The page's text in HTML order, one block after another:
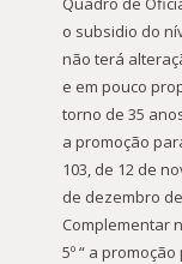
o subsidio do
não terá
e em pouco
torno de 35
a promoção
103, de 12 de
de dezembro
Complementar
5º “ a